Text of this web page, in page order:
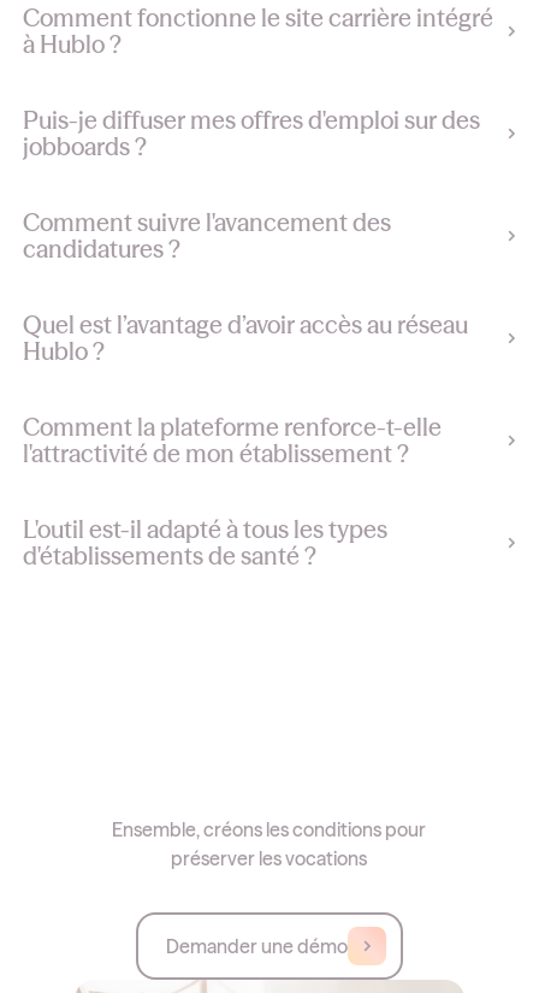
Comment fonctionne le site carrière intégré
à Hublo ?
Puis-je diffuser mes offres d'emploi sur des
jobboards ?
Comment suivre l'avancement des
candidatures ?
Quel est l’avantage d’avoir accès au réseau
Hublo ?
Comment la plateforme renforce-t-elle
l'attractivité de mon établissement ?
L'outil est-il adapté à tous les types
d'établissements de santé ?
Ensemble, créons les conditions pour
préserver les vocations
Demander une démo